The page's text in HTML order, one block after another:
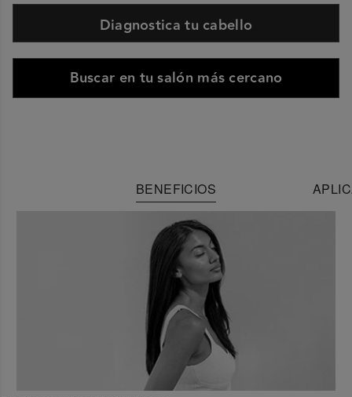
Diagnostica tu cabello
Buscar en tu salón más cercano
BENEFICIOS